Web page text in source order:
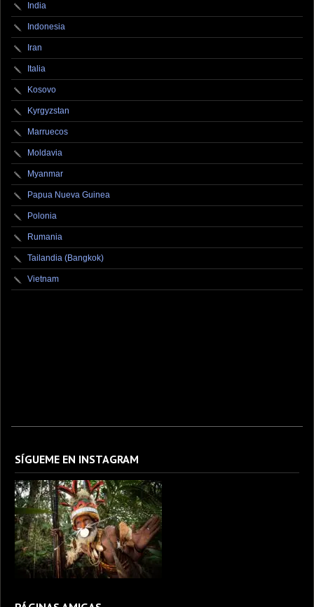
India
Indonesia
Iran
Italia
Kosovo
Kyrgyzstan
Marruecos
Moldavia
Myanmar
Papua Nueva Guinea
Polonia
Rumania
Tailandia (Bangkok)
Vietnam
SÍGUEME EN INSTAGRAM